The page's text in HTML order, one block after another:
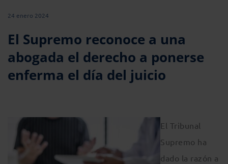
24 enero 2024
El Supremo reconoce a una
abogada el derecho a ponerse
enferma el día del juicio
El Tribunal
Supremo ha
dado la razón a